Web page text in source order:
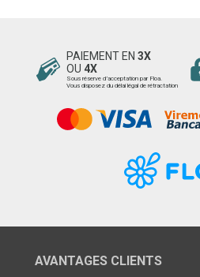
PAIEMENT EN 3X
OU 4X
Sous réserve d’acceptation par Floa.
Vous disposez du délai légal de rétractation
AVANTAGES CLIENTS